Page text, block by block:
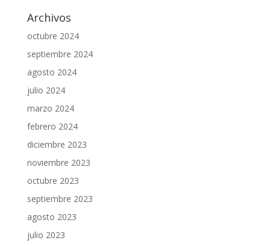
Archivos
octubre 2024
septiembre 2024
agosto 2024
julio 2024
marzo 2024
febrero 2024
diciembre 2023
noviembre 2023
octubre 2023
septiembre 2023
agosto 2023
julio 2023